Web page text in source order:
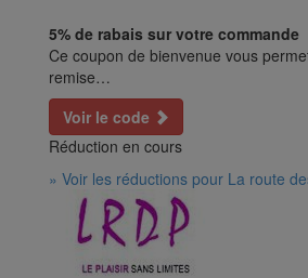
5% de rabais sur votre commande
Ce coupon de bienvenue vous
remise…
Voir le code
Réduction en cours
» Voir les réductions pour La route